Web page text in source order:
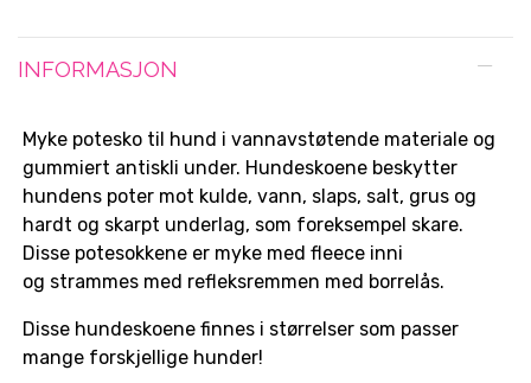
INFORMASJON
Myke potesko til hund i vannavstøtende materiale og
gummiert antiskli under. Hundeskoene beskytter
hundens poter mot kulde, vann, slaps, salt, grus og
hardt og skarpt underlag, som foreksempel skare.
Disse potesokkene er myke med fleece inni
og strammes med refleksremmen med borrelås.
Disse hundeskoene finnes i størrelser som passer
mange forskjellige hunder!